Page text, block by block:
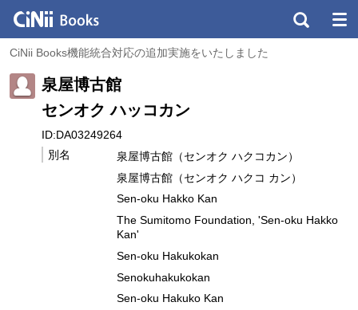
CiNii Books機能統合対応の追加実施をいたしました
泉屋博古館
センオク ハッコカン
ID:DA03249264
別名
泉屋博古館（センオク ハクコカン）
泉屋博古館（センオク ハクコ カン）
Sen-oku Hakko Kan
The Sumitomo Foundation, 'Sen-oku Hakko
Kan'
Sen-oku Hakukokan
Senokuhakukokan
Sen-oku Hakuko Kan